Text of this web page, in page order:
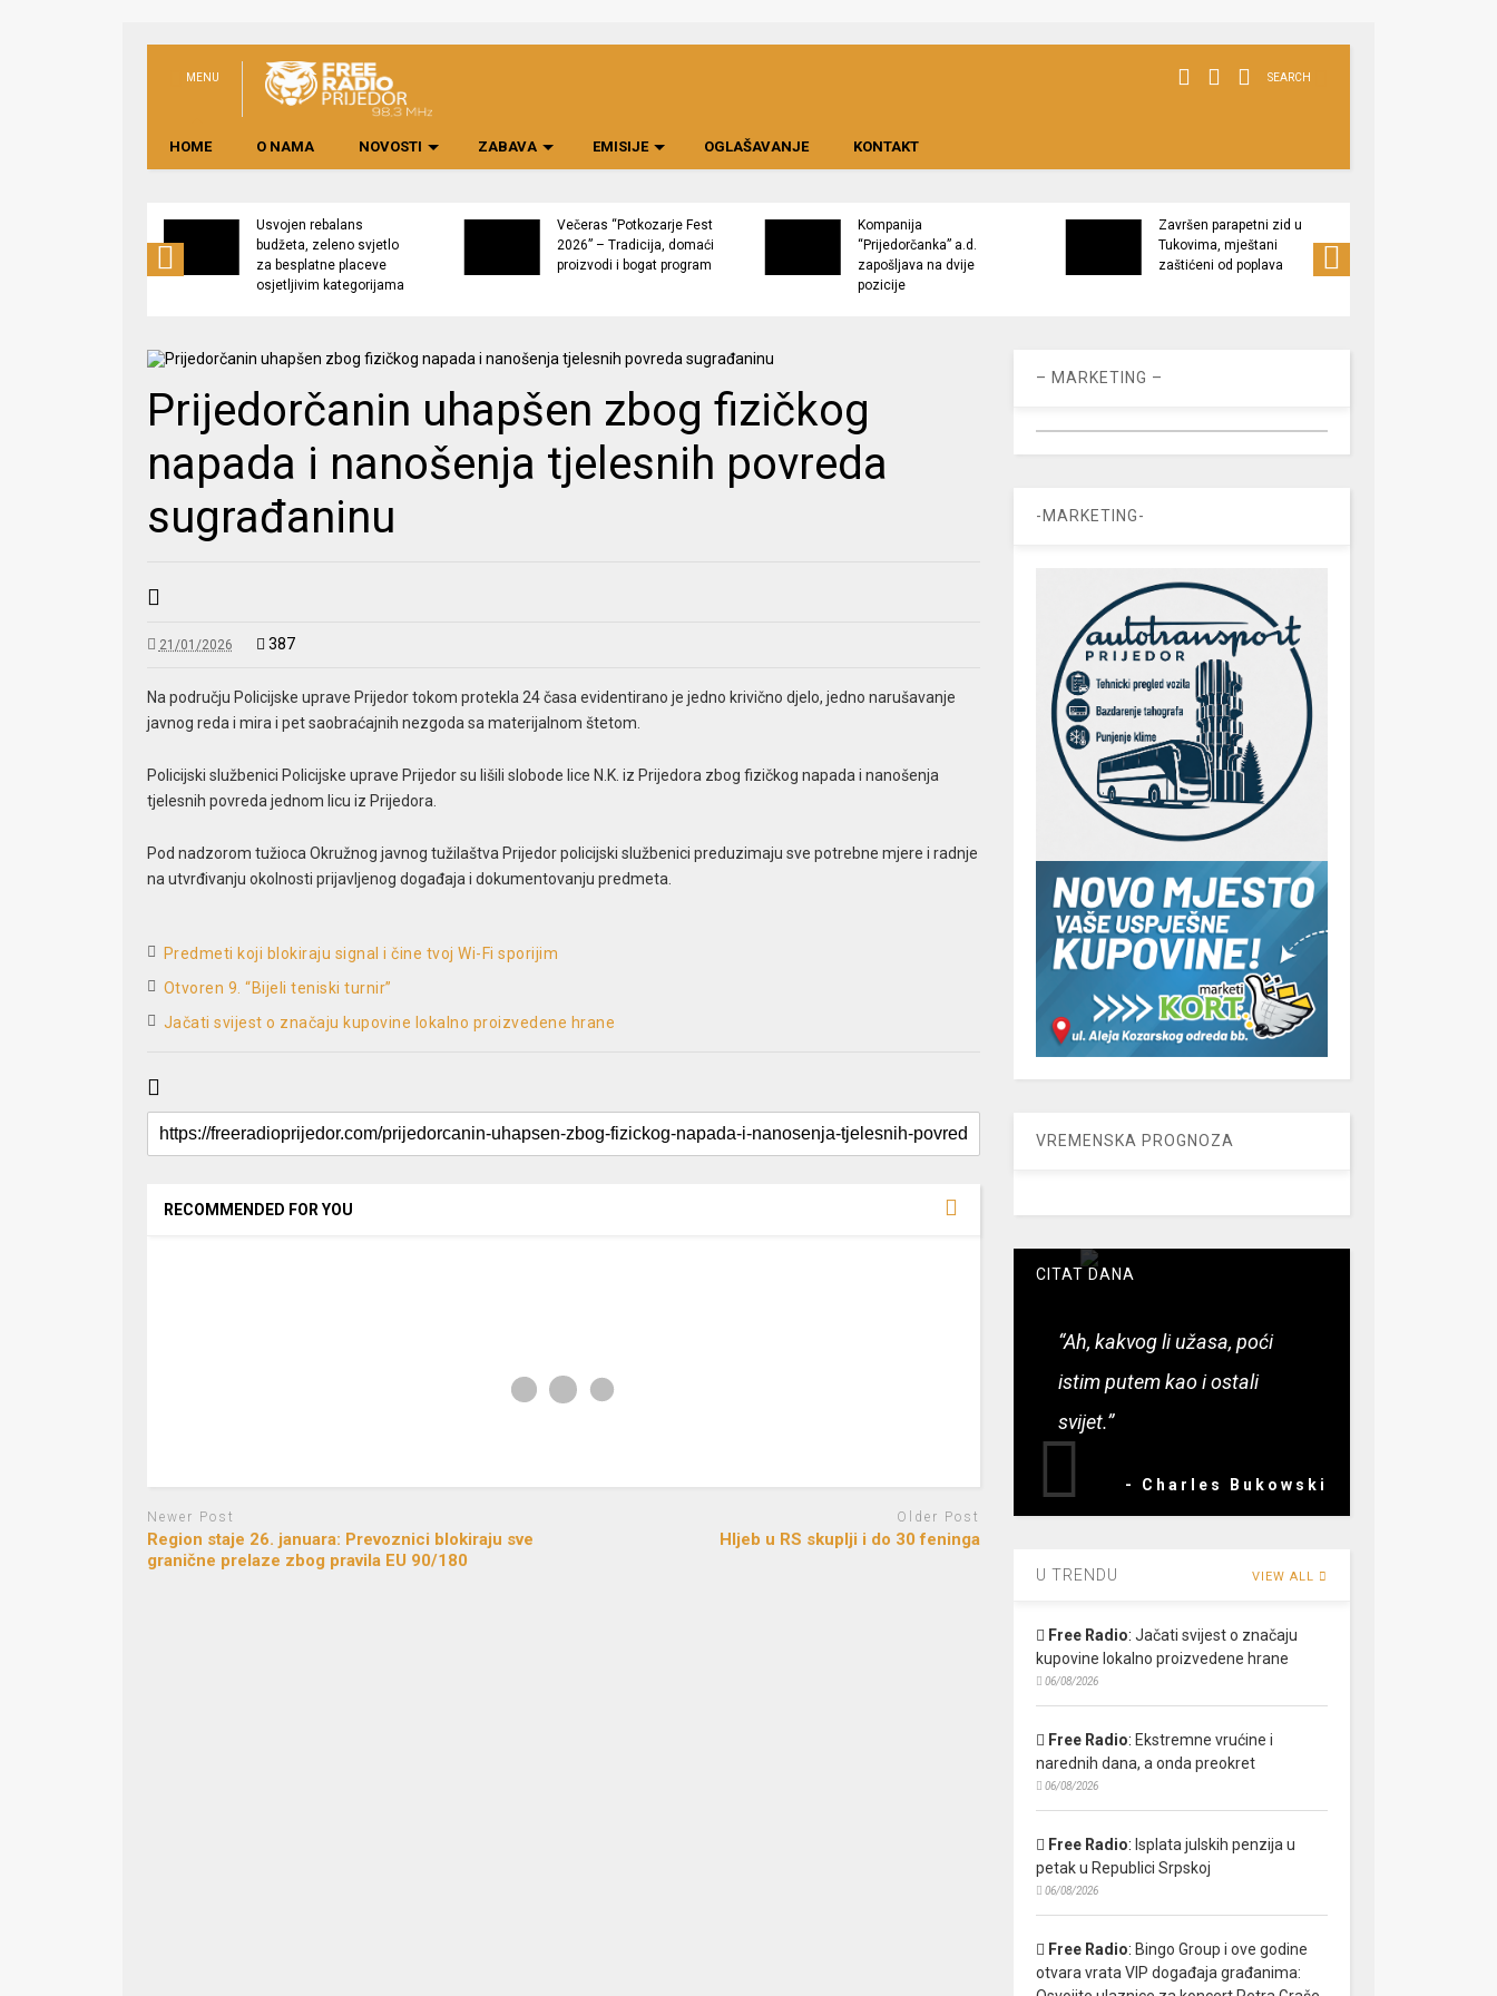
MENU SEARCH
HOME O NAMA NOVOSTI ZABAVA EMISIJE OGLAŠAVANJE KONTAKT
Usvojen rebalans
budžeta, zeleno svjetlo
za besplatne placeve
osjetljivim kategorijama
Večeras “Potkozarje Fest
2026” – Tradicija, domaći
proizvodi i bogat program
Kompanija
“Prijedorčanka” a.d.
zapošljava na dvije
pozicije
Završen parapetni zid u
Tukovima, mještani
zaštićeni od poplava
Prijedorčanin uhapšen zbog fizičkog
napada i nanošenja tjelesnih povreda
sugrađaninu
21/01/2026 387
Na području Policijske uprave Prijedor tokom protekla 24 časa evidentirano je jedno krivično djelo, jedno narušavanje
javnog reda i mira i pet saobraćajnih nezgoda sa materijalnom štetom.
Policijski službenici Policijske uprave Prijedor su lišili slobode lice N.K. iz Prijedora zbog fizičkog napada i nanošenja
tjelesnih povreda jednom licu iz Prijedora.
Pod nadzorom tužioca Okružnog javnog tužilaštva Prijedor policijski službenici preduzimaju sve potrebne mjere i radnje
na utvrđivanju okolnosti prijavljenog događaja i dokumentovanju predmeta.
Predmeti koji blokiraju signal i čine tvoj Wi-Fi sporijim
Otvoren 9. “Bijeli teniski turnir”
Jačati svijest o značaju kupovine lokalno proizvedene hrane
RECOMMENDED FOR YOU
Newer Post
Region staje 26. januara: Prevoznici blokiraju sve
granične prelaze zbog pravila EU 90/180
Older Post
Hljeb u RS skuplji i do 30 feninga
– MARKETING –
-MARKETING-
VREMENSKA PROGNOZA
CITAT DANA
“Ah, kakvog li užasa, poći
istim putem kao i ostali
svijet.”
- Charles Bukowski
U TRENDU VIEW ALL
Free Radio: Jačati svijest o značaju
kupovine lokalno proizvedene hrane
06/08/2026
Free Radio: Ekstremne vrućine i
narednih dana, a onda preokret
06/08/2026
Free Radio: Isplata julskih penzija u
petak u Republici Srpskoj
06/08/2026
Free Radio: Bingo Group i ove godine
otvara vrata VIP događaja građanima: